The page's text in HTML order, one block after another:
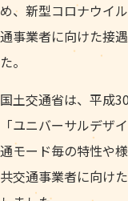
め、新型コロナウイ
通事業者に向けた接
た。
国土交通省は、平成
「ユニバーサルデザ
通モード毎の特性や
共交通事業者に向け